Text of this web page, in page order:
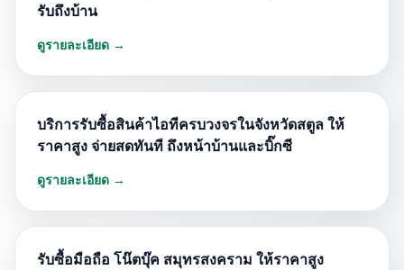
รับถึงบ้าน
ดูรายละเอียด →
บริการรับซื้อสินค้าไอทีครบวงจรในจังหวัดสตูล ให้
ราคาสูง จ่ายสดทันที ถึงหน้าบ้านและบิ๊กซี
ดูรายละเอียด →
รับซื้อมือถือ โน๊ตบุ๊ค สมุทรสงคราม ให้ราคาสูง